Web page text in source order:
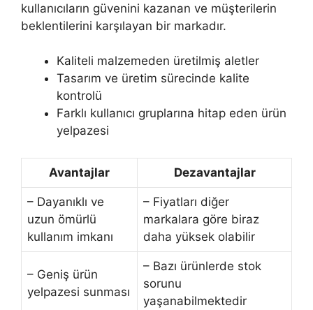
kullanıcıların güvenini kazanan ve müşterilerin
beklentilerini karşılayan bir markadır.
Kaliteli malzemeden üretilmiş aletler
Tasarım ve üretim sürecinde kalite
kontrolü
Farklı kullanıcı gruplarına hitap eden ürün
yelpazesi
Avantajlar Dezavantajlar
– Dayanıklı ve
uzun ömürlü
kullanım imkanı
– Fiyatları diğer
markalara göre biraz
daha yüksek olabilir
– Geniş ürün
yelpazesi sunması
– Bazı ürünlerde stok
sorunu
yaşanabilmektedir